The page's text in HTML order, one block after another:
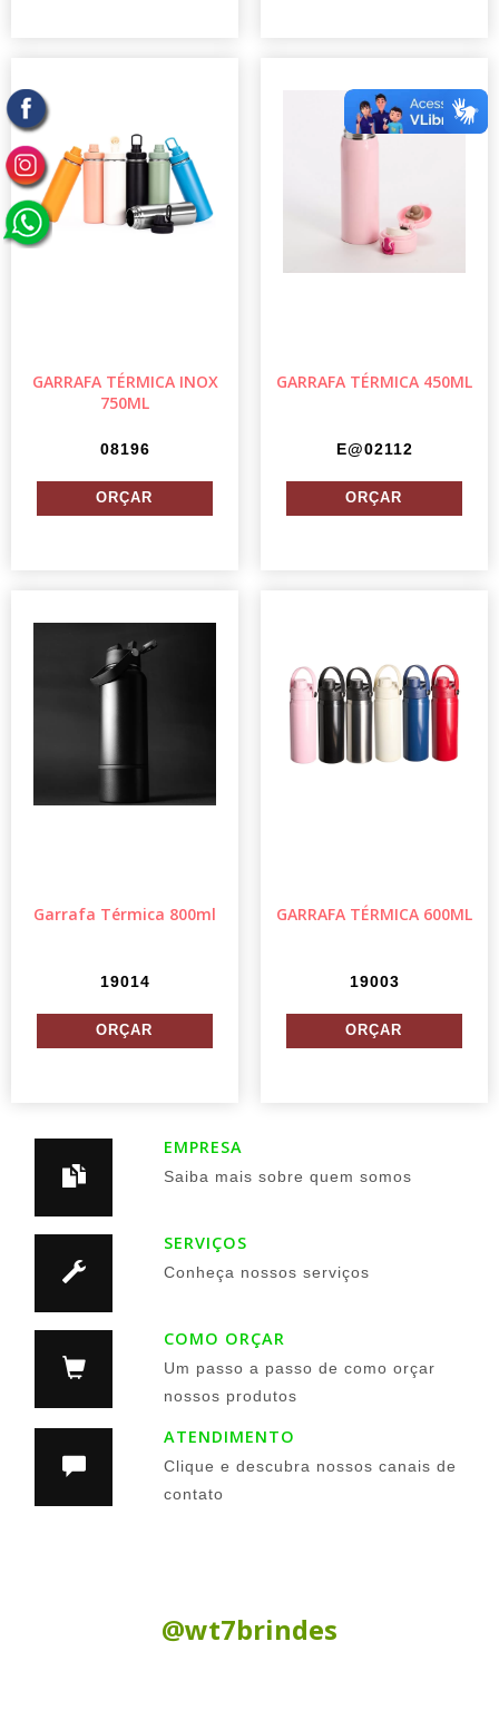
GARRAFA TÉRMICA INOX
750ML
08196
GARRAFA TÉRMICA 450ML
E@02112
Garrafa Térmica 800ml
19014
GARRAFA TÉRMICA 600ML
19003
EMPRESA
Saiba mais sobre quem somos
SERVIÇOS
Conheça nossos serviços
COMO ORÇAR
Um passo a passo de como orçar
nossos produtos
ATENDIMENTO
Clique e descubra nossos canais de
contato
@wt7brindes